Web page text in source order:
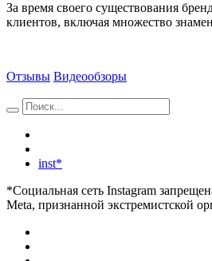
За время своего существования
клиентов, включая множество
Отзывы Видеообзоры
inst*
*Социальная сеть Instagram
Meta, признанной экстремистской